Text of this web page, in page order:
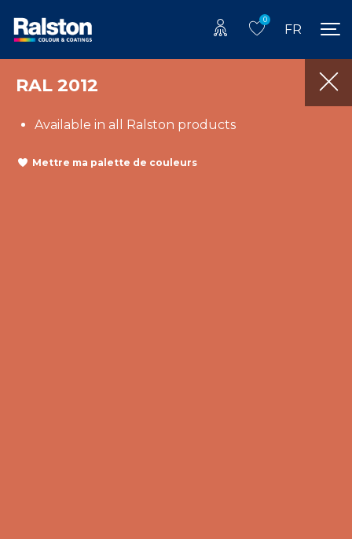
0
FR
RAL 2012
Available in all Ralston products
Mettre ma palette de couleurs